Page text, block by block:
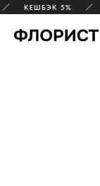
КЕШБЭК 5%